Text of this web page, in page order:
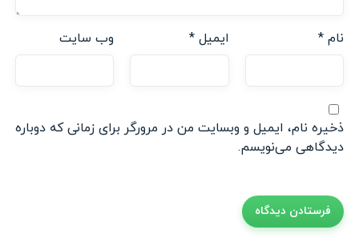
نام * ایمیل* وب‌ سایت
ذخیره نام، ایمیل و وبسایت من در مرورگر برای زمانی که دوباره
دیدگاهی می‌نویسم.